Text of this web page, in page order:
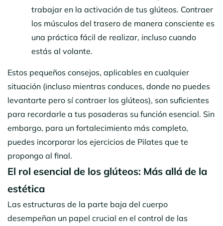
trabajar en la activación de tus glúteos. Contraer
los músculos del trasero de manera consciente es
una práctica fácil de realizar, incluso cuando
estás al volante.
Estos pequeños consejos, aplicables en cualquier
situación (incluso mientras conduces, donde no puedes
levantarte pero sí contraer los glúteos), son suficientes
para recordarle a tus posaderas su función esencial. Sin
embargo, para un fortalecimiento más completo,
puedes incorporar los ejercicios de Pilates que te
propongo al final.
El rol esencial de los glúteos: Más allá de la
estética
Las estructuras de la parte baja del cuerpo
desempeñan un papel crucial en el control de las